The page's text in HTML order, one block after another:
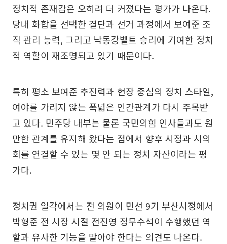
정치적 존재감은 오히려 더 커졌다는 평가가 나온다.
당내 화합을 선택한 결단과 선거 과정에서 보여준 조
직 관리 능력, 그리고 낙동강벨트 승리에 기여한 정치
적 역할이 재조명되고 있기 때문이다.
특히 평소 보여준 추진력과 현장 중심의 정치 스타일,
여야를 가리지 않는 폭넓은 인간관계가 다시 주목받
고 있다. 민주당 내부는 물론 국민의힘 인사들과도 원
만한 관계를 유지해 왔다는 점에서 향후 시정과 시의
회를 연결할 수 있는 몇 안 되는 정치 자산이라는 평
가다.
정치권 일각에서는 전 의원이 민선 9기 부산시정에서
박형준 전 시장 시절 전진영 정무수석이 수행했던 역
할과 유사한 기능을 맡아야 한다는 의견도 나온다.